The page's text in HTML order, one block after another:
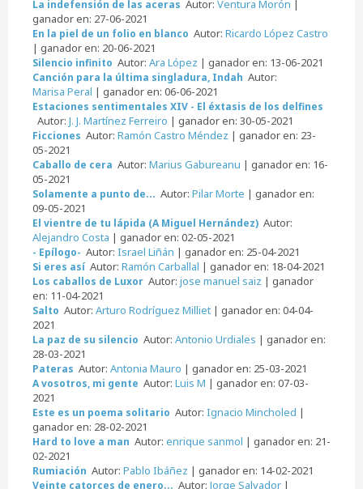
La indefensión de las aceras Autor: Ventura Morón |
ganador en: 27-06-2021
En la piel de un folio en blanco Autor: Ricardo López Castro
| ganador en: 20-06-2021
Silencio infinito Autor: Ara López | ganador en: 13-06-2021
Canción para la última singladura, Indah Autor:
Marisa Peral | ganador en: 06-06-2021
Estaciones sentimentales XIV - El éxtasis de los delfines
Autor: J. J. Martínez Ferreiro | ganador en: 30-05-2021
Ficciones Autor: Ramón Castro Méndez | ganador en: 23-
05-2021
Caballo de cera Autor: Marius Gabureanu | ganador en: 16-
05-2021
Solamente a punto de... Autor: Pilar Morte | ganador en:
09-05-2021
El vientre de tu lápida (A Miguel Hernández) Autor:
Alejandro Costa | ganador en: 02-05-2021
- Epílogo- Autor: Israel Liñán | ganador en: 25-04-2021
Si eres asíAutor: Ramón Carballal | ganador en: 18-04-2021
Los caballos de Luxor Autor: jose manuel saiz | ganador
en: 11-04-2021
Salto Autor: Arturo Rodríguez Milliet | ganador en: 04-04-
2021
La paz de su silencio Autor: Antonio Urdiales | ganador en:
28-03-2021
Pateras Autor: Antonia Mauro | ganador en: 25-03-2021
A vosotros, mi gente Autor: Luis M | ganador en: 07-03-
2021
Este es un poema solitario Autor: Ignacio Mincholed |
ganador en: 28-02-2021
Hard to love a man Autor: enrique sanmol | ganador en: 21-
02-2021
Rumiación Autor: Pablo Ibáñez | ganador en: 14-02-2021
Veinte catorces de enero... Autor: Jorge Salvador |